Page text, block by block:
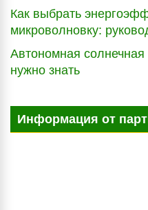
Как выбрать
микроволновку:
Автономная солнечная
нужно знать
Информация от